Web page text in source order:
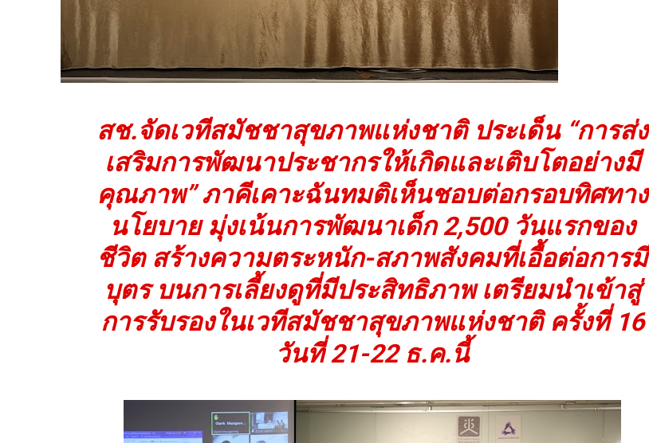
สช.จัดเวทีสมัชชาสุขภาพแห่งชาติ ประเด็น “การส่ง
เสริมการพัฒนาประชากรให้เกิดและเติบโตอย่างมี
คุณภาพ” ภาคีเคาะฉันทมติเห็นชอบต่อกรอบทิศทาง
นโยบาย มุ่งเน้นการพัฒนาเด็ก 2,500 วันแรกของ
ชีวิต สร้างความตระหนัก-สภาพสังคมที่เอื้อต่อการมี
บุตร บนการเลี้ยงดูที่มีประสิทธิภาพ เตรียมนำเข้าสู่
การรับรองในเวทีสมัชชาสุขภาพแห่งชาติ ครั้งที่ 16
วันที่ 21-22 ธ.ค.นี้